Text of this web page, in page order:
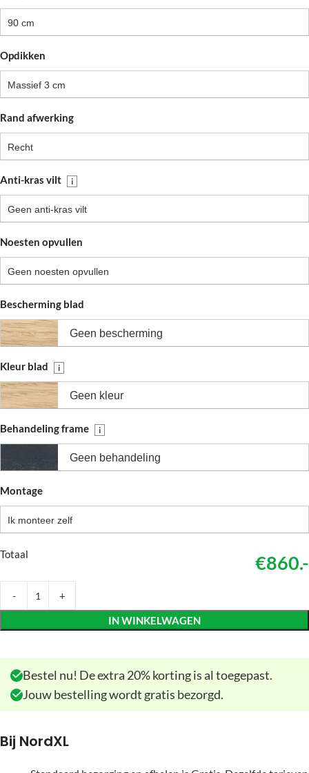
90 cm
Opdikken
Massief 3 cm
Rand afwerking
Recht
Anti-kras vilt i
Geen anti-kras vilt
Noesten opvullen
Geen noesten opvullen
Bescherming blad
Geen bescherming
Kleur blad i
Geen kleur
Behandeling frame i
Geen behandeling
Montage
Ik monteer zelf
Totaal €860.-
IN WINKELWAGEN
Bestel nu! De extra 20% korting is al toegepast.
Jouw bestelling wordt gratis bezorgd.
Bij NordXL